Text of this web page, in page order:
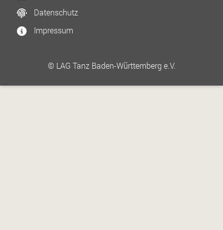
Datenschutz
Impressum
© LAG Tanz Baden-Württemberg e.V.